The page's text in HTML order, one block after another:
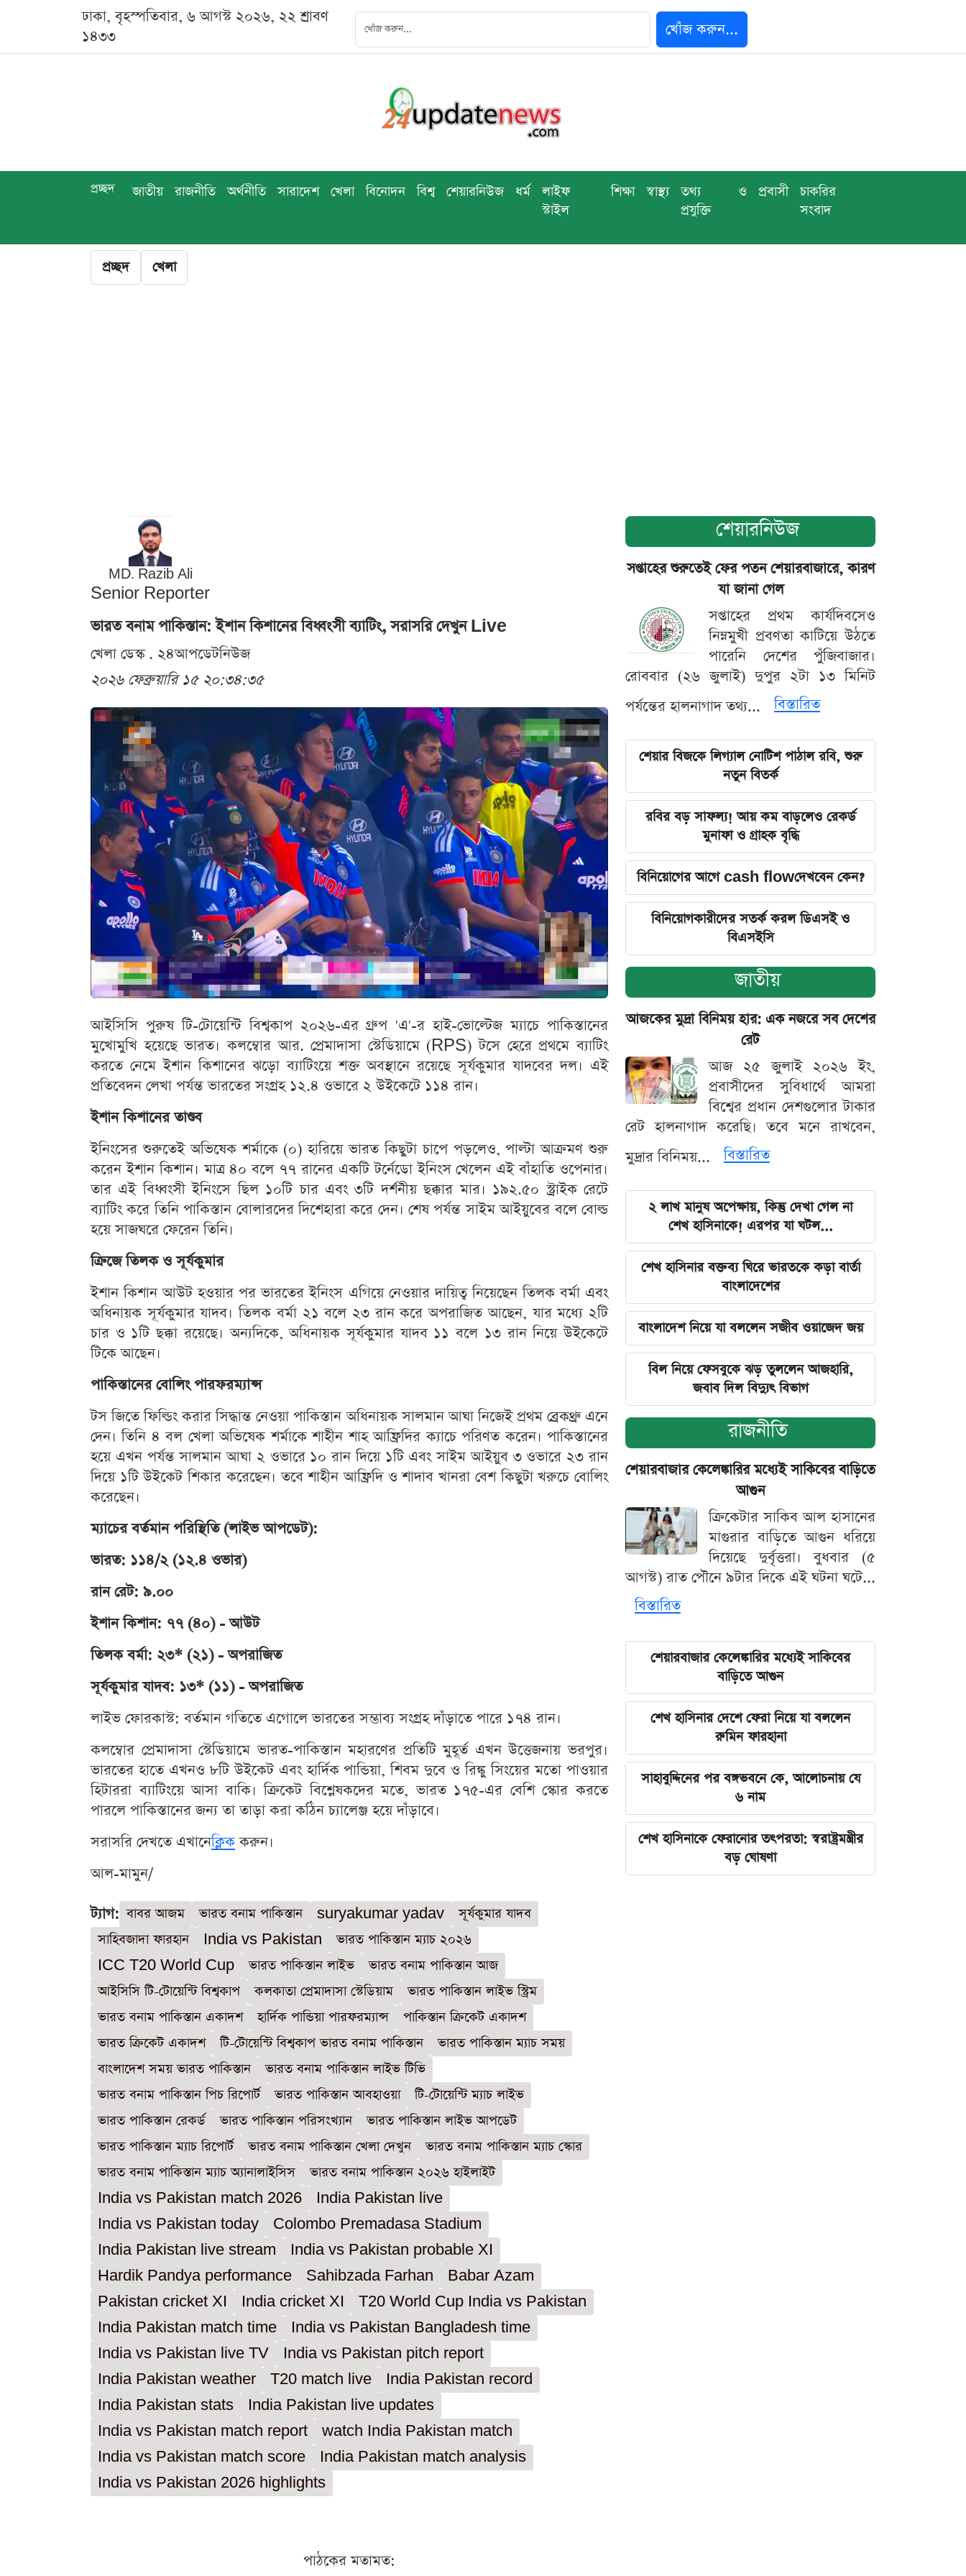
ঢাকা, বৃহস্পতিবার, ৬ আগস্ট ২০২৬, ২২ শ্রাবণ
১৪৩৩
খোঁজ করুন...
প্রচ্ছদ জাতীয় রাজনীতি অর্থনীতি সারাদেশ খেলা বিনোদন বিশ্ব শেয়ারনিউজ ধর্ম
লাইফ
স্টাইল
শিক্ষা স্বাস্থ্য
তথ্য ও
প্রযুক্তি
প্রবাসী
চাকরির
সংবাদ
প্রচ্ছদ খেলা
MD. Razib Ali
Senior Reporter
ভারত বনাম পাকিস্তান: ইশান কিশানের বিধ্বংসী ব্যাটিং, সরাসরি দেখুন Live
খেলা ডেস্ক . ২৪আপডেটনিউজ
২০২৬ ফেব্রুয়ারি ১৫ ২০:৩৪:৩৫
আইসিসি পুরুষ টি-টোয়েন্টি বিশ্বকাপ ২০২৬-এর গ্রুপ 'এ'-র হাই-ভোল্টেজ ম্যাচে পাকিস্তানের
মুখোমুখি হয়েছে ভারত। কলম্বোর আর. প্রেমাদাসা স্টেডিয়ামে (RPS) টসে হেরে প্রথমে ব্যাটিং
করতে নেমে ইশান কিশানের ঝড়ো ব্যাটিংয়ে শক্ত অবস্থানে রয়েছে সূর্যকুমার যাদবের দল। এই
প্রতিবেদন লেখা পর্যন্ত ভারতের সংগ্রহ ১২.৪ ওভারে ২ উইকেটে ১১৪ রান।
ইশান কিশানের তাণ্ডব
ইনিংসের শুরুতেই অভিষেক শর্মাকে (০) হারিয়ে ভারত কিছুটা চাপে পড়লেও, পাল্টা আক্রমণ শুরু
করেন ইশান কিশান। মাত্র ৪০ বলে ৭৭ রানের একটি টর্নেডো ইনিংস খেলেন এই বাঁহাতি ওপেনার।
তার এই বিধ্বংসী ইনিংসে ছিল ১০টি চার এবং ৩টি দর্শনীয় ছক্কার মার। ১৯২.৫০ স্ট্রাইক রেটে
ব্যাটিং করে তিনি পাকিস্তান বোলারদের দিশেহারা করে দেন। শেষ পর্যন্ত সাইম আইয়ুবের বলে বোল্ড
হয়ে সাজঘরে ফেরেন তিনি।
ক্রিজে তিলক ও সূর্যকুমার
ইশান কিশান আউট হওয়ার পর ভারতের ইনিংস এগিয়ে নেওয়ার দায়িত্ব নিয়েছেন তিলক বর্মা এবং
অধিনায়ক সূর্যকুমার যাদব। তিলক বর্মা ২১ বলে ২৩ রান করে অপরাজিত আছেন, যার মধ্যে ২টি
চার ও ১টি ছক্কা রয়েছে। অন্যদিকে, অধিনায়ক সূর্যকুমার যাদব ১১ বলে ১৩ রান নিয়ে উইকেটে
টিকে আছেন।
পাকিস্তানের বোলিং পারফরম্যান্স
টস জিতে ফিল্ডিং করার সিদ্ধান্ত নেওয়া পাকিস্তান অধিনায়ক সালমান আঘা নিজেই প্রথম ব্রেকথ্রু এনে
দেন। তিনি ৪ বল খেলা অভিষেক শর্মাকে শাহীন শাহ আফ্রিদির ক্যাচে পরিণত করেন। পাকিস্তানের
হয়ে এখন পর্যন্ত সালমান আঘা ২ ওভারে ১০ রান দিয়ে ১টি এবং সাইম আইয়ুব ৩ ওভারে ২৩ রান
দিয়ে ১টি উইকেট শিকার করেছেন। তবে শাহীন আফ্রিদি ও শাদাব খানরা বেশ কিছুটা খরুচে বোলিং
করেছেন।
ম্যাচের বর্তমান পরিস্থিতি (লাইভ আপডেট):
ভারত: ১১৪/২ (১২.৪ ওভার)
রান রেট: ৯.০০
ইশান কিশান: ৭৭ (৪০) - আউট
তিলক বর্মা: ২৩* (২১) - অপরাজিত
সূর্যকুমার যাদব: ১৩* (১১) - অপরাজিত
লাইভ ফোরকাস্ট: বর্তমান গতিতে এগোলে ভারতের সম্ভাব্য সংগ্রহ দাঁড়াতে পারে ১৭৪ রান।
কলম্বোর প্রেমাদাসা স্টেডিয়ামে ভারত-পাকিস্তান মহারণের প্রতিটি মুহূর্ত এখন উত্তেজনায় ভরপুর।
ভারতের হাতে এখনও ৮টি উইকেট এবং হার্দিক পান্ডিয়া, শিবম দুবে ও রিঙ্কু সিংয়ের মতো পাওয়ার
হিটাররা ব্যাটিংয়ে আসা বাকি। ক্রিকেট বিশ্লেষকদের মতে, ভারত ১৭৫-এর বেশি স্কোর করতে
পারলে পাকিস্তানের জন্য তা তাড়া করা কঠিন চ্যালেঞ্জ হয়ে দাঁড়াবে।
সরাসরি দেখতে এখানেক্লিককরুন।
আল-মামুন/
ট্যাগ: বাবর আজম ভারত বনাম পাকিস্তান suryakumar yadav
সূর্যকুমার যাদব
সাহিবজাদা ফারহান
India vs Pakistan
ভারত পাকিস্তান ম্যাচ ২০২৬
ICC T20 World Cup
ভারত পাকিস্তান লাইভ
ভারত বনাম পাকিস্তান আজ
আইসিসি টি-টোয়েন্টি বিশ্বকাপ
কলকাতা প্রেমাদাসা স্টেডিয়াম
ভারত পাকিস্তান লাইভ স্ট্রিম
ভারত বনাম পাকিস্তান একাদশ
হার্দিক পান্ডিয়া পারফরম্যান্স
পাকিস্তান ক্রিকেট একাদশ
ভারত ক্রিকেট একাদশ
টি-টোয়েন্টি বিশ্বকাপ ভারত বনাম পাকিস্তান
ভারত পাকিস্তান ম্যাচ সময়
বাংলাদেশ সময় ভারত পাকিস্তান
ভারত বনাম পাকিস্তান লাইভ টিভি
ভারত বনাম পাকিস্তান পিচ রিপোর্ট
ভারত পাকিস্তান আবহাওয়া
টি-টোয়েন্টি ম্যাচ লাইভ
ভারত পাকিস্তান রেকর্ড
ভারত পাকিস্তান পরিসংখ্যান
ভারত পাকিস্তান লাইভ আপডেট
ভারত পাকিস্তান ম্যাচ রিপোর্ট
ভারত বনাম পাকিস্তান খেলা দেখুন
ভারত বনাম পাকিস্তান ম্যাচ স্কোর
ভারত বনাম পাকিস্তান ম্যাচ অ্যানালাইসিস
ভারত বনাম পাকিস্তান ২০২৬ হাইলাইট
India vs Pakistan match 2026
India Pakistan live
India vs Pakistan today
Colombo Premadasa Stadium
India Pakistan live stream
India vs Pakistan probable XI
Hardik Pandya performance
Sahibzada Farhan
Babar Azam
Pakistan cricket XI
India cricket XI
T20 World Cup India vs Pakistan
India Pakistan match time
India vs Pakistan Bangladesh time
India vs Pakistan live TV
India vs Pakistan pitch report
India Pakistan weather
T20 match live
India Pakistan record
India Pakistan stats
India Pakistan live updates
India vs Pakistan match report
watch India Pakistan match
India vs Pakistan match score
India Pakistan match analysis
India vs Pakistan 2026 highlights
পাঠকের মতামত:
শেয়ারনিউজ
সপ্তাহের শুরুতেই ফের পতন শেয়ারবাজারে, কারণ
যা জানা গেল
সপ্তাহের প্রথম কার্যদিবসেও
নিম্নমুখী প্রবণতা কাটিয়ে উঠতে
পারেনি দেশের পুঁজিবাজার।
রোববার (২৬ জুলাই) দুপুর ২টা ১৩ মিনিট
পর্যন্তের হালনাগাদ তথ্য...
বিস্তারিত
শেয়ার বিজকে লিগ্যাল নোটিশ পাঠাল রবি, শুরু
নতুন বিতর্ক
রবির বড় সাফল্য! আয় কম বাড়লেও রেকর্ড
মুনাফা ও গ্রাহক বৃদ্ধি
বিনিয়োগের আগে cash flowদেখবেন কেন?
বিনিয়োগকারীদের সতর্ক করল ডিএসই ও
বিএসইসি
জাতীয়
আজকের মুদ্রা বিনিময় হার: এক নজরে সব দেশের
রেট
আজ ২৫ জুলাই ২০২৬ ইং,
প্রবাসীদের সুবিধার্থে আমরা
বিশ্বের প্রধান দেশগুলোর টাকার
রেট হালনাগাদ করেছি। তবে মনে রাখবেন,
মুদ্রার বিনিময়...
বিস্তারিত
২ লাখ মানুষ অপেক্ষায়, কিন্তু দেখা গেল না
শেখ হাসিনাকে! এরপর যা ঘটল...
শেখ হাসিনার বক্তব্য ঘিরে ভারতকে কড়া বার্তা
বাংলাদেশের
বাংলাদেশ নিয়ে যা বললেন সজীব ওয়াজেদ জয়
বিল নিয়ে ফেসবুকে ঝড় তুললেন আজহারি,
জবাব দিল বিদ্যুৎ বিভাগ
রাজনীতি
শেয়ারবাজার কেলেঙ্কারির মধ্যেই সাকিবের বাড়িতে
আগুন
ক্রিকেটার সাকিব আল হাসানের
মাগুরার বাড়িতে আগুন ধরিয়ে
দিয়েছে দুর্বৃত্তরা। বুধবার (৫
আগস্ট) রাত পৌনে ৯টার দিকে এই ঘটনা ঘটে...
বিস্তারিত
শেয়ারবাজার কেলেঙ্কারির মধ্যেই সাকিবের
বাড়িতে আগুন
শেখ হাসিনার দেশে ফেরা নিয়ে যা বললেন
রুমিন ফারহানা
সাহাবুদ্দিনের পর বঙ্গভবনে কে, আলোচনায় যে
৬ নাম
শেখ হাসিনাকে ফেরানোর তৎপরতা: স্বরাষ্ট্রমন্ত্রীর
বড় ঘোষণা